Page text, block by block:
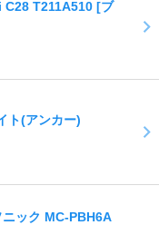
T211A510 [ブ
ト(アンカー)
ニック MC-PBH6A